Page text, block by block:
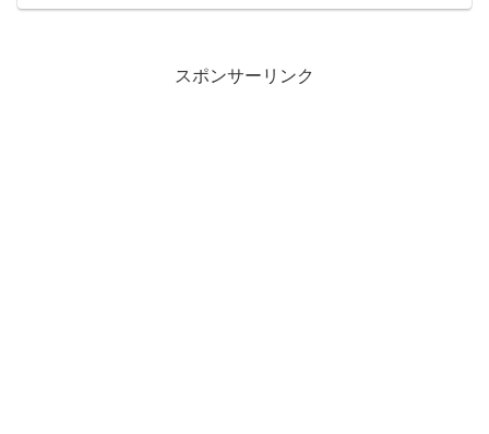
スポンサーリンク